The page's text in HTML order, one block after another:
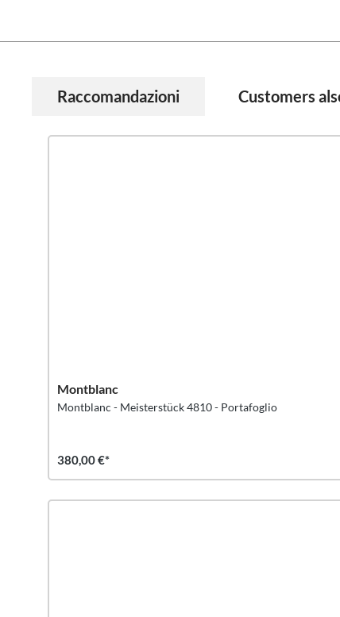
Raccomandazioni Customers
Montblanc
Montblanc - Meisterstück 4810 - Portafoglio
380,00 €*